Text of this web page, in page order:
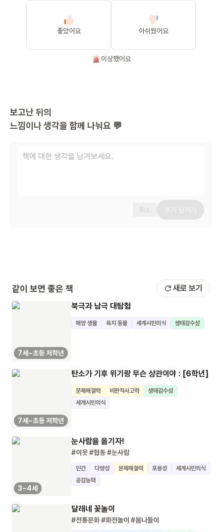
좋았어요 아쉬웠어요
이상했어요
보고난 뒤의
느낌이나 생각을 함께 나눠요 💬
취소 후기 남기기
같이 보면 좋은 책 새로 보기
7세~초등 저학년
북극과 남극 대탐험
해양 생물 육지 동물 세계시민의식 생태감수성
7세~초등 저학년
탄소가 기후 위기랑 무슨 상관이야 : [6학년]
문제해결력 비판적사고력
생태감수성
세계시민의식
3~4세
눈사람을 옮기자!
#이웃#협동#눈사람
인간 다양성 문제해결력 포용성
세계시민의식
공감능력
달래네 꽃놀이
#전통문화#화전놀이 #봄나들이